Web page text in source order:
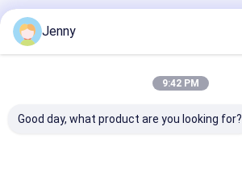
추천된 제품
Jenny
9:42 PM
Good day, what product are you looking for?